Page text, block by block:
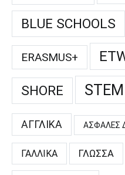
BLUE SCHOOLS
ERASMUS+
SHORE STEM
ΑΓΓΛΙΚΆ ΑΣΦΑΛΈΣ
ΓΑΛΛΙΚΆ ΓΛΏΣΣΑ